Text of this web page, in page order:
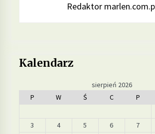
Redaktor
Kalendarz
sierpień 2026
P
W Ś C P
3
4 5 6 7